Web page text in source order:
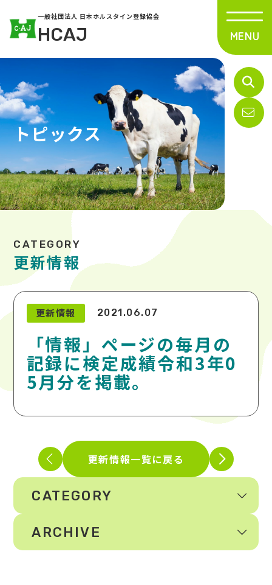
一般社団法人 日本ホルスタイン登録協会
HCAJ
トピックス
更新情報
更新情報 2021.06.07
「情報」ページの毎月の
記録に検定成績令和3年0
5月分を掲載。
更新情報一覧に戻る
CATEGORY
ARCHIVE